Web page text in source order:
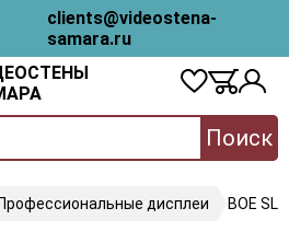
clients@videostena-
samara.ru
Поиск
Профессиональные дисплеи BOE